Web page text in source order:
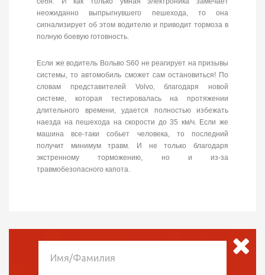
неожиданно выпрыгнувшего пешехода, то она
сигнализирует об этом водителю и приводит тормоза в
полную боевую готовность.
Если же водитель Вольво S60 не реагирует на призывы
системы, то автомобиль сможет сам остановиться! По
словам представителей Volvo, благодаря новой
системе, которая тестировалась на протяжении
длительного времени, удается полностью избежать
наезда на пешехода на скорости до 35 км/ч. Если же
машина все-таки собьет человека, то последний
получит минимум травм. И не только благодаря
экстренному торможению, но и из-за
травмобезопасного капота.